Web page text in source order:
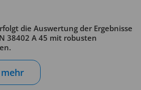
die Auswertung der Ergebnisse
38402 A 45 mit robusten